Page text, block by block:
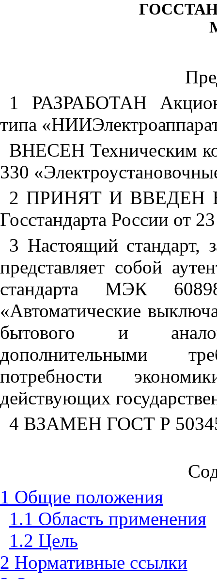
1 РАЗРАБОТАН
типа
ВНЕСЕН Техническим
330
2 ПРИНЯТ И ВВЕДЕН В
Госстандарта России от
3 Настоящий стандарт,
представляет собой
стандарта МЭК
«Автоматические
бытового и
дополнительными
потребности
действующих
4 ВЗАМЕН ГОСТ Р
1 Общие положения
1.1 Область применения
1.2 Цель
2 Нормативные ссылки